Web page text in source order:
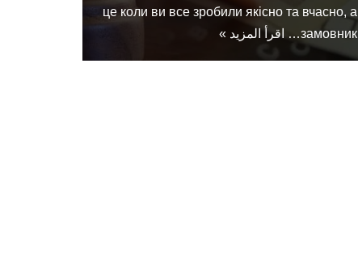
це коли ви все зробили якісно та вчасно, а
замовник…
اقرأ المزيد »